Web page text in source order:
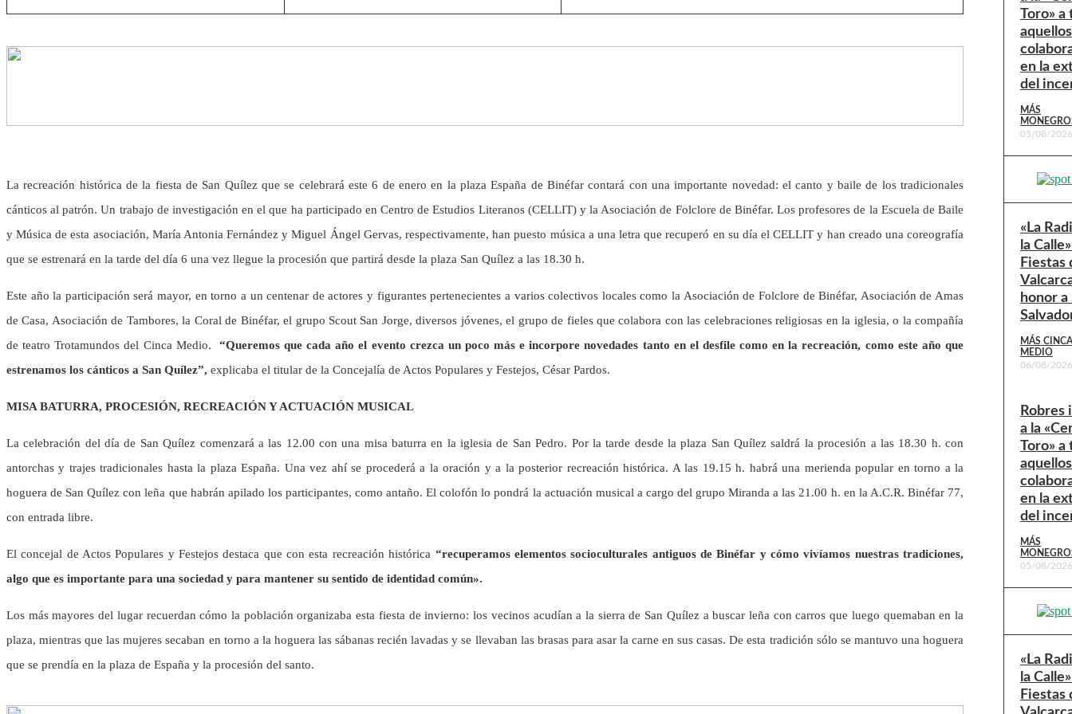
La recreación histórica de la fiesta de San Quílez que se celebrará este 6 de enero en la plaza España de Binéfar contará con una importante novedad: el canto y baile de los tradicionales
cánticos al patrón. Un trabajo de investigación en el que ha participado en Centro de Estudios Literanos (CELLIT) y la Asociación de Folclore de Binéfar. Los profesores de la Escuela de Baile
y Música de esta asociación, María Antonia Fernández y Miguel Ángel Gervas, respectivamente, han puesto música a una letra que recuperó en su día el CELLIT y han creado una coreografía
que se estrenará en la tarde del día 6 una vez llegue la procesión que partirá desde la plaza San Quílez a las 18.30 h.
Este año la participación será mayor, en torno a un centenar de actores y figurantes pertenecientes a varios colectivos locales como la Asociación de Folclore de Binéfar, Asociación de Amas
de Casa, Asociación de Tambores, la Coral de Binéfar, el grupo Scout San Jorge, diversos jóvenes, el grupo de fieles que colabora con las celebraciones religiosas en la iglesia, o la compañía
de teatro Trotamundos del Cinca Medio. “Queremos que cada año el evento crezca un poco más e incorpore novedades tanto en el desfile como en la recreación, como este año que
estrenamos los cánticos a San Quílez”, explicaba el titular de la Concejalía de Actos Populares y Festejos, César Pardos.
MISA BATURRA, PROCESIÓN, RECREACIÓN Y ACTUACIÓN MUSICAL
La celebración del día de San Quílez comenzará a las 12.00 con una misa baturra en la iglesia de San Pedro. Por la tarde desde la plaza San Quílez saldrá la procesión a las 18.30 h. con
antorchas y trajes tradicionales hasta la plaza España. Una vez ahí se procederá a la oración y a la posterior recreación histórica. A las 19.15 h. habrá una merienda popular en torno a la
hoguera de San Quílez con leña que habrán apilado los participantes, como antaño. El colofón lo pondrá la actuación musical a cargo del grupo Miranda a las 21.00 h. en la A.C.R. Binéfar 77,
con entrada libre.
El concejal de Actos Populares y Festejos destaca que con esta recreación histórica “recuperamos elementos socioculturales antiguos de Binéfar y cómo vivíamos nuestras tradiciones,
algo que es importante para una sociedad y para mantener su sentido de identidad común».
Los más mayores del lugar recuerdan cómo la población organizaba esta fiesta de invierno: los vecinos acudían a la sierra de San Quílez a buscar leña con carros que luego quemaban en la
plaza, mientras que las mujeres secaban en torno a la hoguera las sábanas recién lavadas y se llevaban las brasas para asar la carne en sus casas. De esta tradición sólo se mantuvo una hoguera
que se prendía en la plaza de España y la procesión del santo.
Toro» a
en la
del
MÁS
05/08/2026
«La
la
Fiestas
honor a
MÁS CINCA
MEDIO
06/08/2026
Robres
a la
Toro» a
en la
del
MÁS
05/08/2026
«La
la
Fiestas